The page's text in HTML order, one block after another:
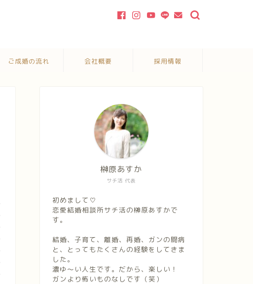
ご成婚の流れ 会社概要 採用情報
サチ活 代表
榊原あすか
初めまして♡
恋愛結婚相談所サチ活の榊原あすかで
す。
結婚、子育て、離婚、再婚、ガンの闘病
と、とってもたくさんの経験をしてきま
した。
濃ゆ〜い人生です。だから、楽しい！
ガンより怖いものなしです（笑）